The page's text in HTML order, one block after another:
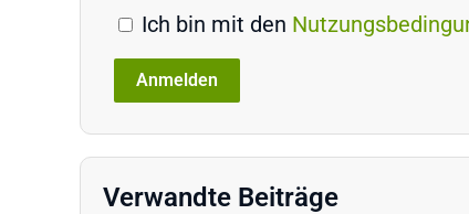
Ich bin mit den
Verwandte Beiträge